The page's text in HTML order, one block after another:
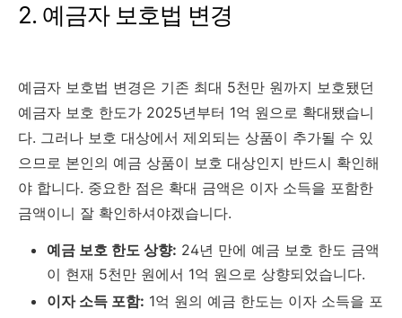
2. 예금자 보호법 변경
예금자 보호법 변경은 기존 최대 5천만 원까지 보호됐던
예금자 보호 한도가 2025년부터 1억 원으로 확대됐습니
다. 그러나 보호 대상에서 제외되는 상품이 추가될 수 있
으므로 본인의 예금 상품이 보호 대상인지 반드시 확인해
야 합니다. 중요한 점은 확대 금액은 이자 소득을 포함한
금액이니 잘 확인하셔야겠습니다.
예금 보호 한도 상향: 24년 만에 예금 보호 한도 금액
이 현재 5천만 원에서 1억 원으로 상향되었습니다.
이자 소득 포함: 1억 원의 예금 한도는 이자 소득을 포